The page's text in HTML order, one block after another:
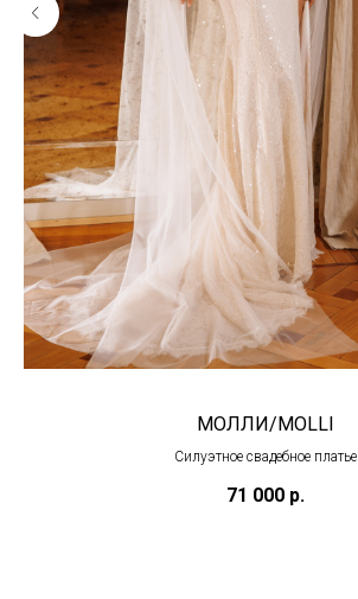
МОЛЛИ/MOLLI
Силуэтное свадебное платье
71 000 р.